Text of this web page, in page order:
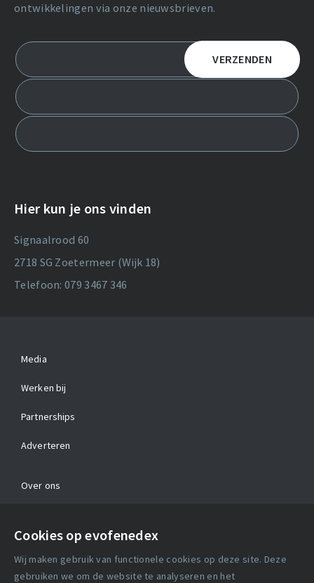
Cookies op evofenedex
Wij maken gebruik van functionele cookies op deze site. Deze
gebruiken we om de website te analyseren en het
ontwikkelingen via onze nieuwsbrieven.
Hier kun je ons vinden
Signaalrood 60
2718 SG Zoetermeer (Wijk 18)
Telefoon: 079 3467 346
Media
Werken bij
Partnerships
Adverteren
Over ons
Algemene voorwaarden
Cookie verklaring